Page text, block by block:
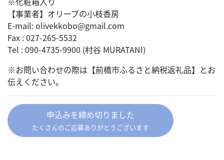
【事業者】オリーブの小枝香房
E-mail: olivekkobo@gmail.com
Fax : 027-265-5532
Tel : 090-4735-9900 (村谷 MURATANI)
※お問い合わせの際は【前橋市ふるさと納税返礼品】とお
伝えください。
申込みを締め切りました
たくさんのご応募ありがとうございます